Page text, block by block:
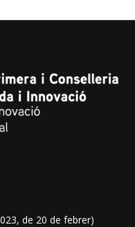
de 20 de febrer)